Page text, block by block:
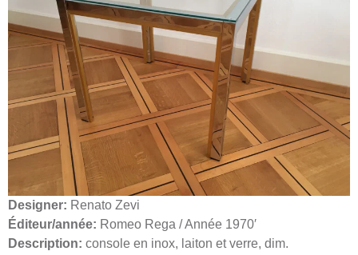
Designer: Renato Zevi
Éditeur/année: Romeo Rega / Année 1970′
Description: console en inox, laiton et verre, dim.